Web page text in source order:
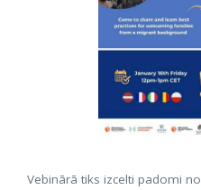
Vebinārā tiks izcelti padomi no